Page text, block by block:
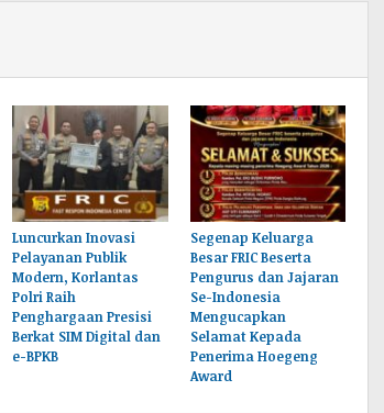
Luncurkan Inovasi
Pelayanan Publik
Modern, Korlantas
Polri Raih
Penghargaan Presisi
Berkat SIM Digital dan
e-BPKB
Segenap Keluarga
Besar FRIC Beserta
Pengurus dan Jajaran
Se-Indonesia
Mengucapkan
Selamat Kepada
Penerima Hoegeng
Award